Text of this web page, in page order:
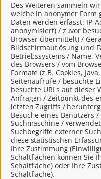
Des Weiteren sammeln
welche in anonymer Form
Daten werden erfasst: IP-
anonymisiert) / zuvor
Browser übermittelt) /
Bildschirmauflösung und
Betriebssystems / Name,
des Browsers / vom
Formate (z.B. Cookies,
Seitenaufrufe / besuchte
besuchte URLs auf dieser
Anfragen / Zeitpunkt des
letzten Zugriffs /
Besuche eines Benutzers
Suchmaschine /
Suchbegriffe externer
diese statistischen
Ihre Zustimmung
Schaltflächen können Sie
Schaltfläche) oder Ihre
Schaltfläche).
Kontakt
Wohngeld
Verwandte